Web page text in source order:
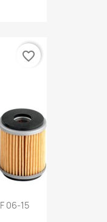
06-15
favorite_border